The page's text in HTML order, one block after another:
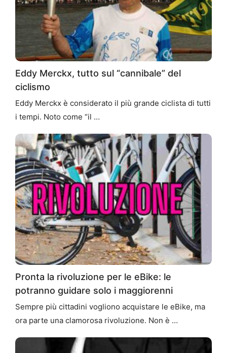
Eddy Merckx, tutto sul “cannibale” del
ciclismo
Eddy Merckx è considerato il più grande ciclista di tutti
i tempi. Noto come “il …
Pronta la rivoluzione per le eBike: le
potranno guidare solo i maggiorenni
Sempre più cittadini vogliono acquistare le eBike, ma
ora parte una clamorosa rivoluzione. Non è …